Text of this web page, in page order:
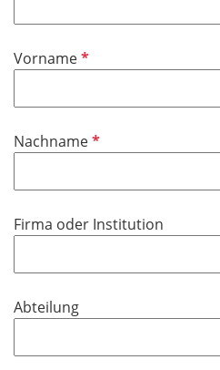
f
e
VornameP
c
t
e
d
NachnameP
c
t
e
d
Firma oder Institution
Abteilung